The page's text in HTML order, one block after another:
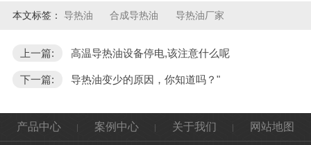
本文标签： 导热油 合成导热油 导热油厂家
上一篇: 高温导热油设备停电,该注意什么呢
下一篇: 导热油变少的原因，你知道吗？"
产品中心 案例中心 关于我们 网站地图